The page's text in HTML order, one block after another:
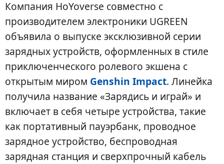
Компания HoYoverse совместно с
производителем электроники UGREEN
объявила о выпуске эксклюзивной серии
зарядных устройств, оформленных в стиле
приключенческого ролевого экшена с
открытым миром Genshin Impact. Линейка
получила название «Зарядись и играй» и
включает в себя четыре устройства, такие
как портативный пауэрбанк, проводное
зарядное устройство, беспроводная
зарядная станция и сверхпрочный кабель